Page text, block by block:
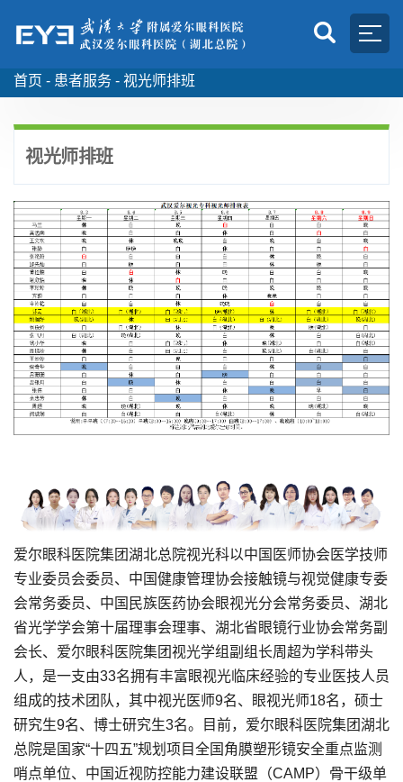
首页 - 患者服务 - 视光师排班
视光师排班
爱尔眼科医院集团湖北总院视光科以中国医师协会医学技师
专业委员会委员、中国健康管理协会接触镜与视觉健康专委
会常务委员、中国民族医药协会眼视光分会常务委员、湖北
省光学学会第十届理事会理事、湖北省眼镜行业协会常务副
会长、爱尔眼科医院集团视光学组副组长周超为学科带头
人，是一支由33名拥有丰富眼视光临床经验的专业医技人员
组成的技术团队，其中视光医师9名、眼视光师18名，硕士
研究生9名、博士研究生3名。目前，爱尔眼科医院集团湖北
总院是国家“十四五”规划项目全国角膜塑形镜安全重点监测
哨点单位、中国近视防控能力建设联盟（CAMP）骨干级单